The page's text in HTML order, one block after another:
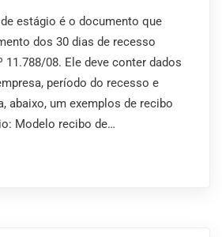
estágio é o documento que
dos 30 dias de recesso
11.788/08. Ele deve conter dados
período do recesso e
abaixo, um exemplos de recibo
Modelo recibo de…